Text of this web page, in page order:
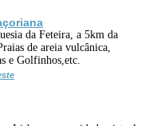
da Feteira, a 5km da
de areia vulcânica,
e Golfinhos,etc.